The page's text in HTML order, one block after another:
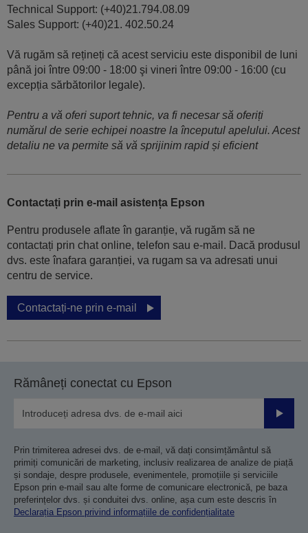
Technical Support: (+40)21.794.08.09
Sales Support: (+40)21. 402.50.24
Vă rugăm să rețineți că acest serviciu este disponibil de luni
până joi între 09:00 - 18:00 şi vineri între 09:00 - 16:00 (cu
excepția sărbătorilor legale).
Pentru a vă oferi suport tehnic, va fi necesar să oferiți
numărul de serie echipei noastre la începutul apelului. Acest
detaliu ne va permite să vă sprijinim rapid și eficient
Contactați prin e-mail asistența Epson
Pentru produsele aflate în garanție, vă rugăm să ne
contactați prin chat online, telefon sau e-mail. Dacă produsul
dvs. este înafara garanției, va rugam sa va adresati unui
centru de service.
Contactați-ne prin e-mail
Rămâneți conectat cu Epson
Prin trimiterea adresei dvs. de e-mail, vă dați consimțământul să
primiți comunicări de marketing, inclusiv realizarea de analize de piață
și sondaje, despre produsele, evenimentele, promoțiile și serviciile
Epson prin e-mail sau alte forme de comunicare electronică, pe baza
preferințelor dvs. și conduitei dvs. online, așa cum este descris în
Declarația Epson privind informațiile de confidențialitate